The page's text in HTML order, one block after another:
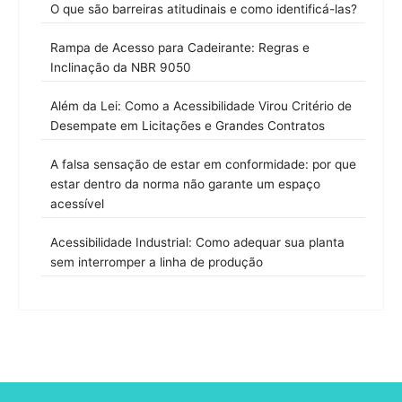
O que são barreiras atitudinais e como identificá-las?
Rampa de Acesso para Cadeirante: Regras e
Inclinação da NBR 9050
Além da Lei: Como a Acessibilidade Virou Critério de
Desempate em Licitações e Grandes Contratos
A falsa sensação de estar em conformidade: por que
estar dentro da norma não garante um espaço
acessível
Acessibilidade Industrial: Como adequar sua planta
sem interromper a linha de produção